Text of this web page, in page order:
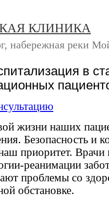
КЛИНИКА
набережная реки
в
жизни наших
Безопасность и
приоритет. Врачи
реанимации
проблемы со
обстановке.